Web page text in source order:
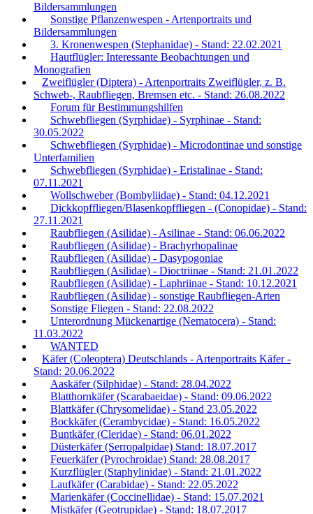
Bildersammlungen
Sonstige Pflanzenwespen - Artenportraits und
Bildersammlungen
3. Kronenwespen (Stephanidae) - Stand: 22.02.2021
Hautflügler: Interessante Beobachtungen und
Monografien
Zweiflügler (Diptera) - Artenportraits Zweiflügler, z. B.
Schweb-, Raubfliegen, Bremsen etc. - Stand: 26.08.2022
Forum für Bestimmungshilfen
Schwebfliegen (Syrphidae) - Syrphinae - Stand:
30.05.2022
Schwebfliegen (Syrphidae) - Microdontinae und sonstige
Unterfamilien
Schwebfliegen (Syrphidae) - Eristalinae - Stand:
07.11.2021
Wollschweber (Bombyliidae) - Stand: 04.12.2021
Dickkopffliegen/Blasenkopffliegen - (Conopidae) - Stand:
27.11.2021
Raubfliegen (Asilidae) - Asilinae - Stand: 06.06.2022
Raubfliegen (Asilidae) - Brachyrhopalinae
Raubfliegen (Asilidae) - Dasypogoniae
Raubfliegen (Asilidae) - Dioctriinae - Stand: 21.01.2022
Raubfliegen (Asilidae) - Laphriinae - Stand: 10.12.2021
Raubfliegen (Asilidae) - sonstige Raubfliegen-Arten
Sonstige Fliegen - Stand: 22.08.2022
Unterordnung Mückenartige (Nematocera) - Stand:
11.03.2022
WANTED
Käfer (Coleoptera) Deutschlands - Artenportraits Käfer -
Stand: 20.06.2022
Aaskäfer (Silphidae) - Stand: 28.04.2022
Blatthornkäfer (Scarabaeidae) - Stand: 09.06.2022
Blattkäfer (Chrysomelidae) - Stand 23.05.2022
Bockkäfer (Cerambycidae) - Stand: 16.05.2022
Buntkäfer (Cleridae) - Stand: 06.01.2022
Düsterkäfer (Serropalpidae) Stand: 18.07.2017
Feuerkäfer (Pyrochroidae) Stand: 28.08.2017
Kurzflügler (Staphylinidae) - Stand: 21.01.2022
Laufkäfer (Carabidae) - Stand: 22.05.2022
Marienkäfer (Coccinellidae) - Stand: 15.07.2021
Mistkäfer (Geotrupidae) - Stand: 18.07.2017